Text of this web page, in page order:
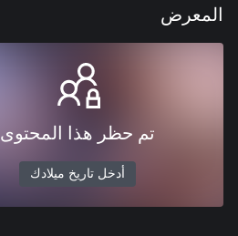
المعرض
تم حظر هذا المحتوى
أدخل تاريخ ميلادك